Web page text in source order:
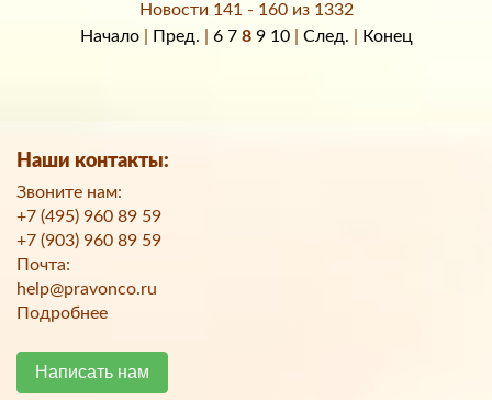
Новости 141 - 160 из 1332
Начало| Пред. 6 7 8 9 10| След. Конец
Наши контакты:
Звоните нам:
+7 (495) 960 89 59
+7 (903) 960 89 59
Почта:
help@pravonco.ru
Подробнее
Написать нам